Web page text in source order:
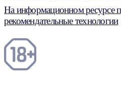
На информационном ресурсе
рекомендательные технологии